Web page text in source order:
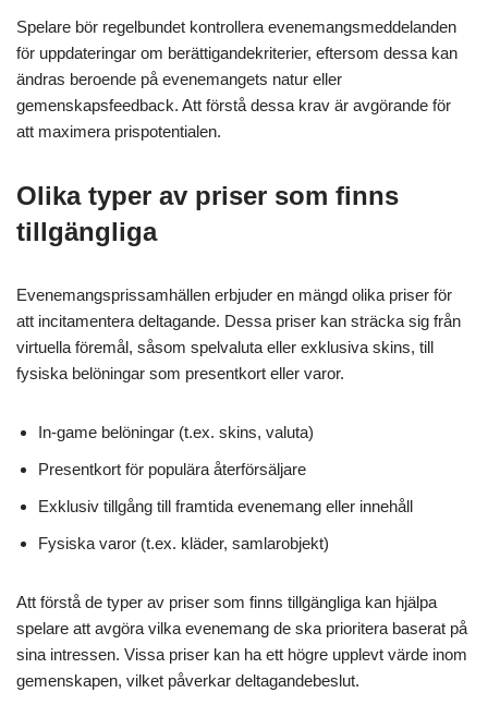
Spelare bör regelbundet kontrollera evenemangsmeddelanden
för uppdateringar om berättigandekriterier, eftersom dessa kan
ändras beroende på evenemangets natur eller
gemenskapsfeedback. Att förstå dessa krav är avgörande för
att maximera prispotentialen.
Olika typer av priser som finns
tillgängliga
Evenemangsprissamhällen erbjuder en mängd olika priser för
att incitamentera deltagande. Dessa priser kan sträcka sig från
virtuella föremål, såsom spelvaluta eller exklusiva skins, till
fysiska belöningar som presentkort eller varor.
In-game belöningar (t.ex. skins, valuta)
Presentkort för populära återförsäljare
Exklusiv tillgång till framtida evenemang eller innehåll
Fysiska varor (t.ex. kläder, samlarobjekt)
Att förstå de typer av priser som finns tillgängliga kan hjälpa
spelare att avgöra vilka evenemang de ska prioritera baserat på
sina intressen. Vissa priser kan ha ett högre upplevt värde inom
gemenskapen, vilket påverkar deltagandebeslut.